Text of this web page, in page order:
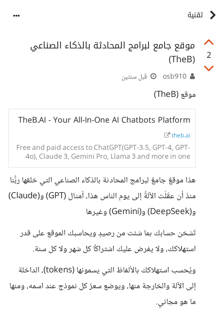
تقنية
2
موقع جامع لبرامج المحادثة بالذكاء الصناعي
(TheB)
قبل سنتين
موقع (TheB)
TheB.AI - Your All-In-One AI Chatbots Platform
theb.ai
Free and paid access to ChatGPT(GPT-3.5, GPT-4, GPT-
4o), Claude 3, Gemini Pro, Llama 3 and more in one
place.
هذا موقعٌ جامعٌ لبرامج المحادثة بالذكاء الصناعي التي خلقها ربُّنا
منذ أن عقَلَت الآلةُ إلى يوم الناس هذا، أمثال (GPT) و(Claude)
و(DeepSeek) و(Gemini) وغيرها
تَشحَن حسابك بما شئت من رصيدٍ ويحاسبك الموقع على قدر
استهلاكك، ولا يفرض عليك اشتراكًا كل شهر ولا كل سنة.
ويُحسب استهلاكك بالألفاظ التي يسمونها (tokens)، الداخلة
إلى الآلة والخارجة منها، ويوضع سعرُ كل نموذج عند اسمه، ومنها
ما هو مجاني.